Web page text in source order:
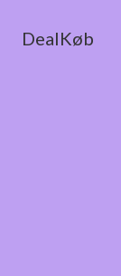
DealKøb